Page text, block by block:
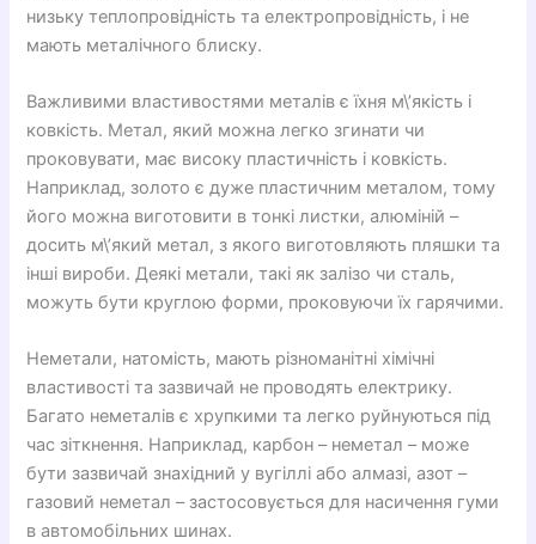
низьку теплопровідність та електропровідність, і не
мають металічного блиску.
Важливими властивостями металів є їхня м\’якість і
ковкість. Метал, який можна легко згинати чи
проковувати, має високу пластичність і ковкість.
Наприклад, золото є дуже пластичним металом, тому
його можна виготовити в тонкі листки, алюміній –
досить м\’який метал, з якого виготовляють пляшки та
інші вироби. Деякі метали, такі як залізо чи сталь,
можуть бути круглою форми, проковуючи їх гарячими.
Неметали, натомість, мають різноманітні хімічні
властивості та зазвичай не проводять електрику.
Багато неметалів є хрупкими та легко руйнуються під
час зіткнення. Наприклад, карбон – неметал – може
бути зазвичай знахідний у вугіллі або алмазі, азот –
газовий неметал – застосовується для насичення гуми
в автомобільних шинах.